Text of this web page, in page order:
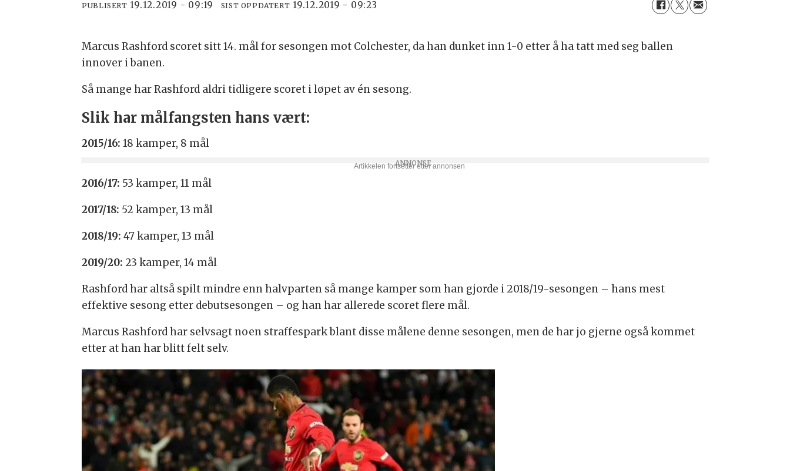
PUBLISERT 19.12.2019 - 09:19 SIST OPPDATERT 19.12.2019 - 09:23
Marcus Rashford scoret sitt 14. mål for sesongen mot Colchester, da han dunket inn 1-0 etter å ha tatt med seg ballen
innover i banen.
Så mange har Rashford aldri tidligere scoret i løpet av én sesong.
Slik har målfangsten hans vært:
2015/16:18 kamper, 8 mål
2016/17: 53 kamper, 11 mål
2017/18: 52 kamper, 13 mål
2018/19: 47 kamper, 13 mål
2019/20: 23 kamper, 14 mål
Rashford har altså spilt mindre enn halvparten så mange kamper som han gjorde i 2018/19-sesongen – hans mest
effektive sesong etter debutsesongen – og han har allerede scoret flere mål.
Marcus Rashford har selvsagt noen straffespark blant disse målene denne sesongen, men de har jo gjerne også kommet
etter at han har blitt felt selv.